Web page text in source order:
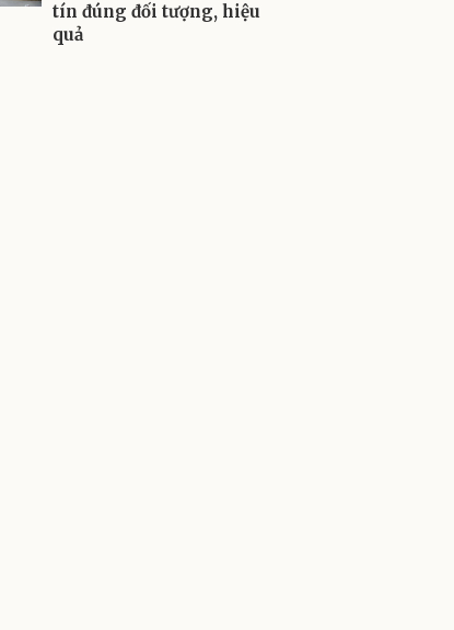
tín đúng đối tượng, hiệu
quả